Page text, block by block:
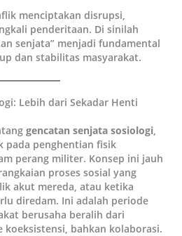
menciptakan disrupsi,
penderitaan. Di sinilah
senjata” menjadi fundamental
dan stabilitas masyarakat.
Lebih dari Sekadar Henti
gencatan senjata sosiologi
pada penghentian fisik
perang militer. Konsep ini jauh
proses sosial yang
akut mereda, atau ketika
diredam. Ini adalah periode
berusaha beralih dari
koeksistensi, bahkan kolaborasi.